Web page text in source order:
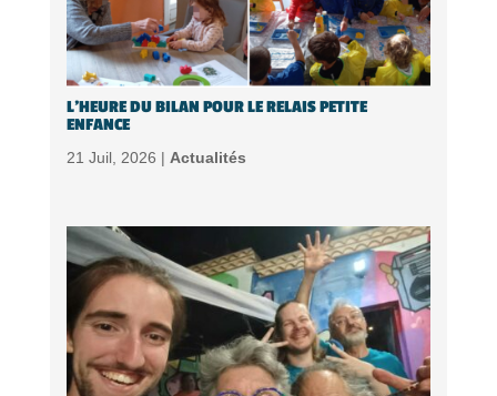
L’HEURE DU BILAN POUR LE RELAIS PETITE
ENFANCE
21 Juil, 2026 | Actualités